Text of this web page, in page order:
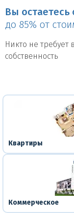
Вы остаетесь
до 85% от
Никто не
собственность
Квартиры
Коммерческое